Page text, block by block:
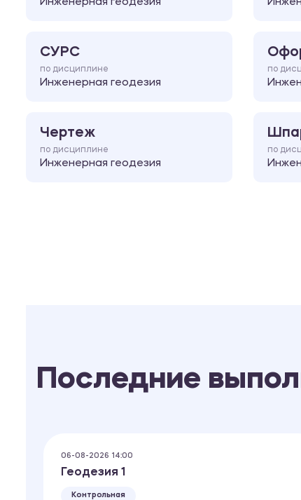
Инженерная геодезия
СУРС
по дисциплине
Инженерная геодезия
по
Чертеж
по дисциплине
Инженерная геодезия
по
Последние
06-08-2026 14:00
Геодезия 1
Контрольная